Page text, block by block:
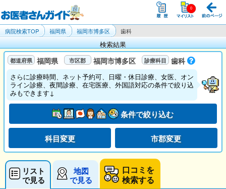
病院検索TOP 福岡県 福岡市博多区 歯科
検索結果
福岡県 福岡市博多区 歯科
さらに診療時間、ネット予約可、日曜・休日診療、女医、オン
ライン診療、夜間診療、在宅医療、外国語対応の条件で絞り込
みもできます↓
条件で絞り込む
科目変更 市郡変更
リスト
で見る
地図
で見る
口コミを
検索する